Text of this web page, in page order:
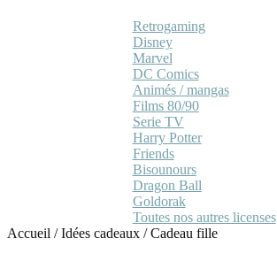
Retrogaming
Disney
Marvel
DC Comics
Animés / mangas
Films 80/90
Serie TV
Harry Potter
Friends
Bisounours
Dragon Ball
Goldorak
Toutes nos autres licenses
Accueil /Idées cadeaux /Cadeau fille